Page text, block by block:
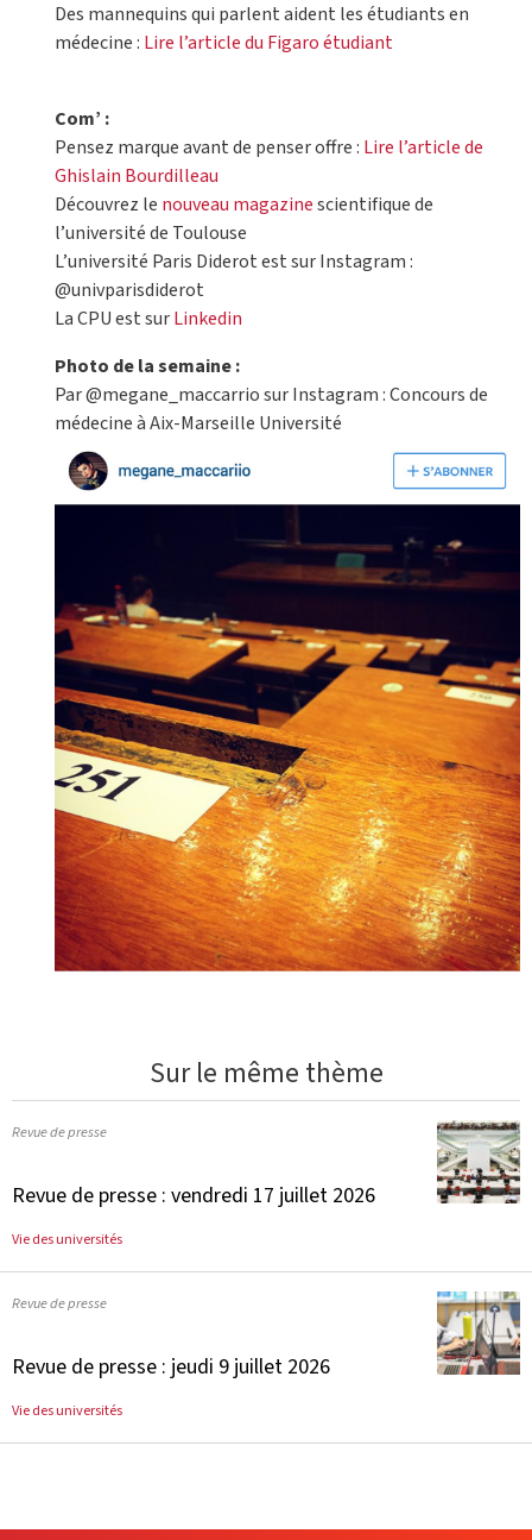
Des mannequins qui parlent aident les étudiants en
médecine : Lire l’article du Figaro étudiant
Com’ :
Pensez marque avant de penser offre : Lire l’article de
Ghislain Bourdilleau
Découvrez le nouveau magazinescientifique de
l’université de Toulouse
L’université Paris Diderot est sur Instagram :
@univparisdiderot
La CPU est surLinkedin
Photo de la semaine :
Par @megane_maccarrio sur Instagram : Concours de
médecine à Aix-Marseille Université
Sur le même thème
Revue de presse
Revue de presse : vendredi 17 juillet 2026
Vie des universités
Revue de presse
Revue de presse : jeudi 9 juillet 2026
Vie des universités